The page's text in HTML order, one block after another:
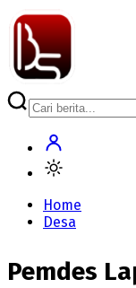
Home
Desa
Pemdes